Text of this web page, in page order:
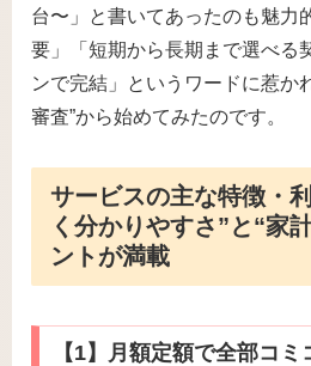
台〜」と書いてあったのも魅力
要」「短期から長期まで選べる
ンで完結」というワードに惹か
審査”から始めてみたのです。
サービスの主な特徴・
く分かりやすさ”と“家
ントが満載
【1】月額定額で全部コ